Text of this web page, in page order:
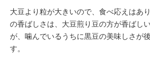
大豆より粒が大きいので、食べ応えはあ
の香ばしさは、大豆煎り豆の方が香ばし
が、噛んでいるうちに黒豆の美味しさが
す。